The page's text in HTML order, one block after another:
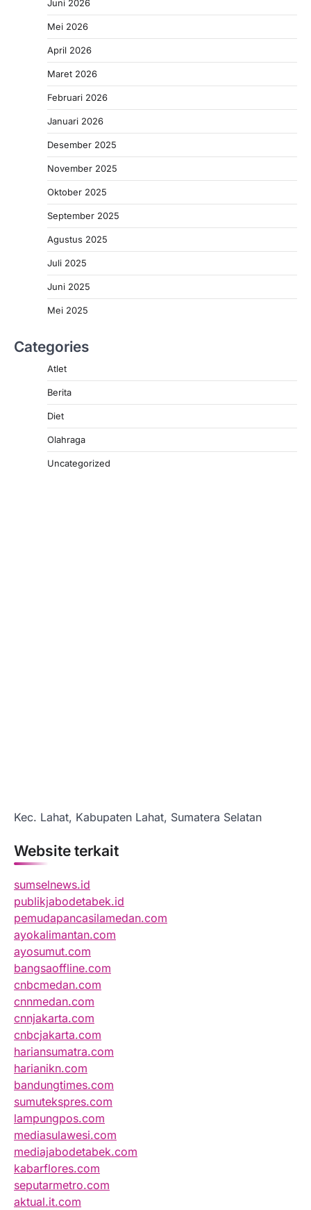
Juni 2026
Mei 2026
April 2026
Maret 2026
Februari 2026
Januari 2026
Desember 2025
November 2025
Oktober 2025
September 2025
Agustus 2025
Juli 2025
Juni 2025
Mei 2025
Categories
Atlet
Berita
Diet
Olahraga
Uncategorized
Kec. Lahat, Kabupaten Lahat, Sumatera Selatan
Website terkait
sumselnews.id
publikjabodetabek.id
pemudapancasilamedan.com
ayokalimantan.com
ayosumut.com
bangsaoffline.com
cnbcmedan.com
cnnmedan.com
cnnjakarta.com
cnbcjakarta.com
hariansumatra.com
harianikn.com
bandungtimes.com
sumutekspres.com
lampungpos.com
mediasulawesi.com
mediajabodetabek.com
kabarflores.com
seputarmetro.com
aktual.it.com